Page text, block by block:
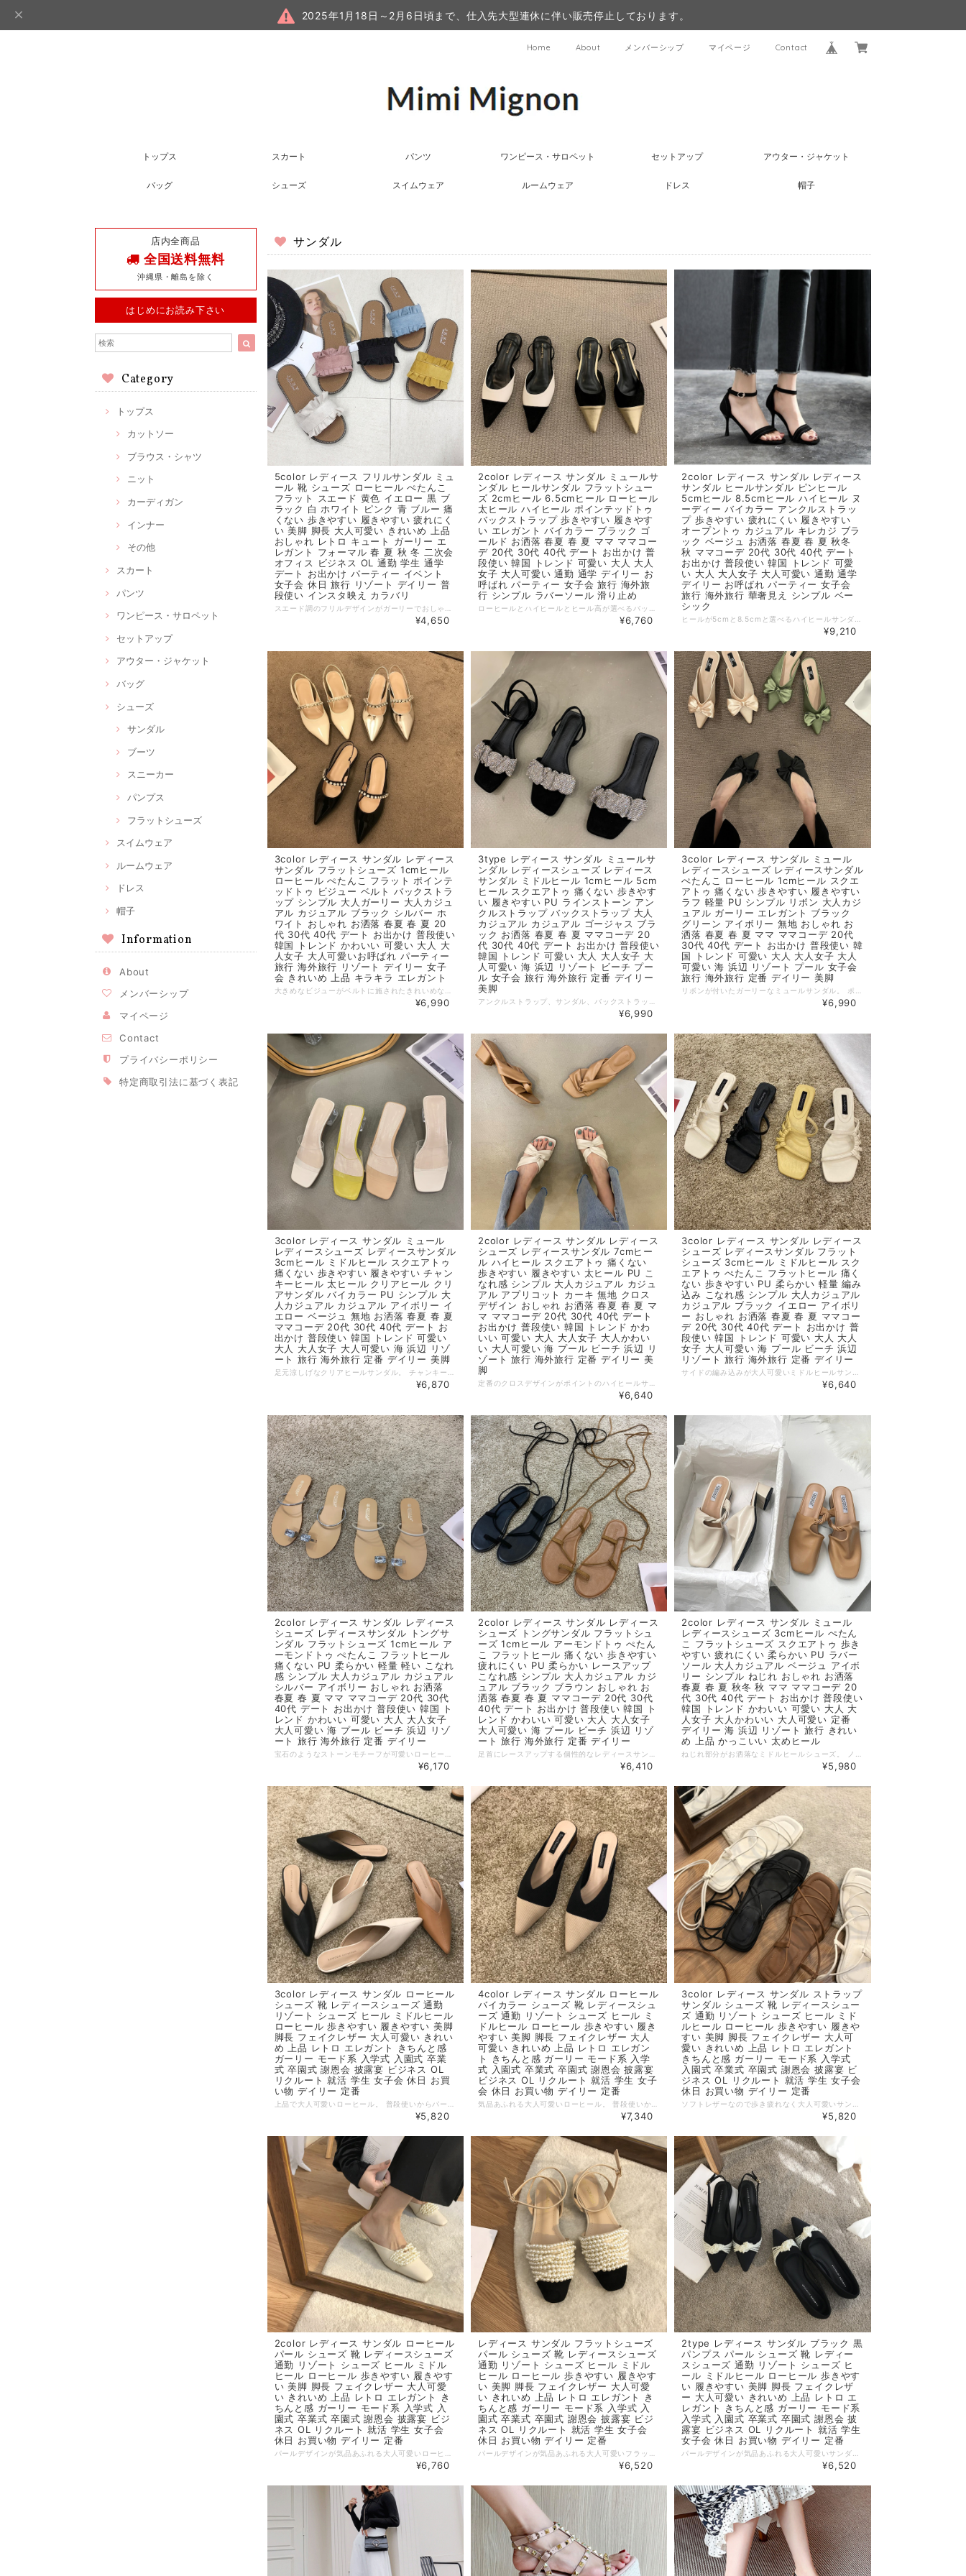
2025年1月18日～2月6日頃まで、仕入先大型連休に伴い販売停止しております。
Home About メンバーシップ マイページ Contact
トップス スカート パンツ ワンピース・サロペット セットアップ アウター・ジャケット
バッグ シューズ スイムウェア ルームウェア ドレス 帽子
店内全商品
全国送料無料
沖縄県・離島を除く
はじめにお読み下さい
Category
トップス
カットソー
ブラウス・シャツ
ニット
カーディガン
インナー
その他
スカート
パンツ
ワンピース・サロペット
セットアップ
アウター・ジャケット
バッグ
シューズ
サンダル
ブーツ
スニーカー
パンプス
フラットシューズ
スイムウェア
ルームウェア
ドレス
帽子
Information
About
メンバーシップ
マイページ
Contact
プライバシーポリシー
特定商取引法に基づく表記
サンダル
5color レディース フリルサンダル ミュ
ール 靴 シューズ ローヒール ぺたんこ
フラット スエード 黄色 イエロー 黒 ブ
ラック 白 ホワイト ピンク 青 ブルー 痛
くない 歩きやすい 履きやすい 疲れにく
い 美脚 脚長 大人可愛い きれいめ 上品
おしゃれ レトロ キュート ガーリー エ
レガント フォーマル 春 夏 秋 冬 二次会
オフィス ビジネス OL 通勤 学生 通学
デート お出かけ パーティー イベント
女子会 休日 旅行 リゾート デイリー 普
段使い インスタ映え カラバリ
¥4,650
2color レディース サンダル ミュールサ
ンダル ヒールサンダル フラットシュー
ズ 2cmヒール 6.5cmヒール ローヒール
太ヒール ハイヒール ポインテッドトゥ
バックストラップ 歩きやすい 履きやす
い エレガント バイカラー ブラック ゴ
ールド お洒落 春夏 春 夏 ママ ママコー
デ 20代 30代 40代 デート お出かけ 普
段使い 韓国 トレンド 可愛い 大人 大人
女子 大人可愛い 通勤 通学 デイリー お
呼ばれ パーティー 女子会 旅行 海外旅
行 シンプル ラバーソール 滑り止め
¥6,760
2color レディース サンダル レディース
サンダル ヒールサンダル ピンヒール
5cmヒール 8.5cmヒール ハイヒール ヌ
ーディー バイカラー アンクルストラッ
プ 歩きやすい 疲れにくい 履きやすい
オープントゥ カジュアル キレカジ ブラ
ック ベージュ お洒落 春夏 春 夏 秋冬
秋 ママコーデ 20代 30代 40代 デート
お出かけ 普段使い 韓国 トレンド 可愛
い 大人 大人女子 大人可愛い 通勤 通学
デイリー お呼ばれ パーティー 女子会
旅行 海外旅行 華奢見え シンプル ベー
シック
¥9,210
3color レディース サンダル レディース
サンダル フラットシューズ 1cmヒール
ローヒール ぺたんこ フラット ポインテ
ッドトゥ ビジュー ベルト バックストラ
ップ シンプル 大人ガーリー 大人カジュ
アル カジュアル ブラック シルバー ホ
ワイト おしゃれ お洒落 春夏 春 夏 20
代 30代 40代 デート お出かけ 普段使い
韓国 トレンド かわいい 可愛い 大人 大
人女子 大人可愛いお呼ばれ パーティー
旅行 海外旅行 リゾート デイリー 女子
会 きれいめ 上品 キラキラ エレガント
¥6,990
3type レディース サンダル ミュールサ
ンダル レディースシューズ レディース
サンダル ミドルヒール 1cmヒール 5cm
ヒール スクエアトゥ 痛くない 歩きやす
い 履きやすい PU ラインストーン アン
クルストラップ バックストラップ 大人
カジュアル カジュアル ゴージャス ブラ
ック お洒落 春夏 春 夏 ママコーデ 20
代 30代 40代 デート お出かけ 普段使い
韓国 トレンド 可愛い 大人 大人女子 大
人可愛い 海 浜辺 リゾート ビーチ プー
ル 女子会 旅行 海外旅行 定番 デイリー
美脚
¥6,990
3color レディース サンダル ミュール
レディースシューズ レディースサンダル
ぺたんこ ローヒール 1cmヒール スクエ
アトゥ 痛くない 歩きやすい 履きやすい
ラフ 軽量 PU シンプル リボン 大人カジ
ュアル ガーリー エレガント ブラック
グリーン アイボリー 無地 おしゃれ お
洒落 春夏 春 夏 ママ ママコーデ 20代
30代 40代 デート お出かけ 普段使い 韓
国 トレンド 可愛い 大人 大人女子 大人
可愛い 海 浜辺 リゾート プール 女子会
旅行 海外旅行 定番 デイリー 美脚
¥6,990
3color レディース サンダル ミュール
レディースシューズ レディースサンダル
3cmヒール ミドルヒール スクエアトゥ
痛くない 歩きやすい 履きやすい チャン
キーヒール 太ヒール クリアヒール クリ
アサンダル バイカラー PU シンプル 大
人カジュアル カジュアル アイボリー イ
エロー ベージュ 無地 お洒落 春夏 春 夏
ママコーデ 20代 30代 40代 デート お
出かけ 普段使い 韓国 トレンド 可愛い
大人 大人女子 大人可愛い 海 浜辺 リゾ
ート 旅行 海外旅行 定番 デイリー 美脚
¥6,870
2color レディース サンダル レディース
シューズ レディースサンダル 7cmヒー
ル ハイヒール スクエアトゥ 痛くない
歩きやすい 履きやすい 太ヒール PU こ
なれ感 シンプル 大人カジュアル カジュ
アル アプリコット カーキ 無地 クロス
デザイン おしゃれ お洒落 春夏 春 夏 マ
マ ママコーデ 20代 30代 40代 デート
お出かけ 普段使い 韓国 トレンド かわ
いい 可愛い 大人 大人女子 大人かわい
い 大人可愛い 海 プール ビーチ 浜辺 リ
ゾート 旅行 海外旅行 定番 デイリー 美
脚
¥6,640
3color レディース サンダル レディース
シューズ レディースサンダル フラット
シューズ 3cmヒール ミドルヒール スク
エアトゥ ぺたんこ フラットヒール 痛く
ない 歩きやすい PU 柔らかい 軽量 編み
込み こなれ感 シンプル 大人カジュアル
カジュアル ブラック イエロー アイボリ
ー おしゃれ お洒落 春夏 春 夏 ママコー
デ 20代 30代 40代 デート お出かけ 普
段使い 韓国 トレンド 可愛い 大人 大人
女子 大人可愛い 海 プール ビーチ 浜辺
リゾート 旅行 海外旅行 定番 デイリー
¥6,640
2color レディース サンダル レディース
シューズ レディースサンダル トングサ
ンダル フラットシューズ 1cmヒール ア
ーモンドトゥ ぺたんこ フラットヒール
痛くない PU 柔らかい 軽量 軽い こなれ
感 シンプル 大人カジュアル カジュアル
シルバー アイボリー おしゃれ お洒落
春夏 春 夏 ママ ママコーデ 20代 30代
40代 デート お出かけ 普段使い 韓国 ト
レンド かわいい 可愛い 大人 大人女子
大人可愛い 海 プール ビーチ 浜辺 リゾ
ート 旅行 海外旅行 定番 デイリー
¥6,170
2color レディース サンダル レディース
シューズ トングサンダル フラットシュ
ーズ 1cmヒール アーモンドトゥ ぺたん
こ フラットヒール 痛くない 歩きやすい
疲れにくい PU 柔らかい レースアップ
こなれ感 シンプル 大人カジュアル カジ
ュアル ブラック ブラウン おしゃれ お
洒落 春夏 春 夏 ママコーデ 20代 30代
40代 デート お出かけ 普段使い 韓国 ト
レンド かわいい 可愛い 大人 大人女子
大人可愛い 海 プール ビーチ 浜辺 リゾ
ート 旅行 海外旅行 定番 デイリー
¥6,410
2color レディース サンダル ミュール
レディースシューズ 3cmヒール ぺたん
こ フラットシューズ スクエアトゥ 歩き
やすい 疲れにくい 柔らかい PU ラバー
ソール 大人カジュアル ベージュ アイボ
リー シンプル ねじれ おしゃれ お洒落
春夏 春 夏 秋冬 秋 ママ ママコーデ 20
代 30代 40代 デート お出かけ 普段使い
韓国 トレンド かわいい 可愛い 大人 大
人女子 大人かわいい 大人可愛い 定番
デイリー 海 浜辺 リゾート 旅行 きれい
め 上品 かっこいい 太めヒール
¥5,980
3color レディース サンダル ローヒール
シューズ 靴 レディースシューズ 通勤
リゾート シューズ ヒール ミドルヒール
ローヒール 歩きやすい 履きやすい 美脚
脚長 フェイクレザー 大人可愛い きれい
め 上品 レトロ エレガント きちんと感
ガーリー モード系 入学式 入園式 卒業
式 卒園式 謝恩会 披露宴 ビジネス OL
リクルート 就活 学生 女子会 休日 お買
い物 デイリー 定番
¥5,820
4color レディース サンダル ローヒール
バイカラー シューズ 靴 レディースシュ
ーズ 通勤 リゾート シューズ ヒール ミ
ドルヒール ローヒール 歩きやすい 履き
やすい 美脚 脚長 フェイクレザー 大人
可愛い きれいめ 上品 レトロ エレガン
ト きちんと感 ガーリー モード系 入学
式 入園式 卒業式 卒園式 謝恩会 披露宴
ビジネス OL リクルート 就活 学生 女子
会 休日 お買い物 デイリー 定番
¥7,340
3color レディース サンダル ストラップ
サンダル シューズ 靴 レディースシュー
ズ 通勤 リゾート シューズ ヒール ミド
ルヒール ローヒール 歩きやすい 履きや
すい 美脚 脚長 フェイクレザー 大人可
愛い きれいめ 上品 レトロ エレガント
きちんと感 ガーリー モード系 入学式
入園式 卒業式 卒園式 謝恩会 披露宴 ビ
ジネス OL リクルート 就活 学生 女子会
休日 お買い物 デイリー 定番
¥5,820
2color レディース サンダル ローヒール
パール シューズ 靴 レディースシューズ
通勤 リゾート シューズ ヒール ミドル
ヒール ローヒール 歩きやすい 履きやす
い 美脚 脚長 フェイクレザー 大人可愛
い きれいめ 上品 レトロ エレガント き
ちんと感 ガーリー モード系 入学式 入
園式 卒業式 卒園式 謝恩会 披露宴 ビジ
ネス OL リクルート 就活 学生 女子会
休日 お買い物 デイリー 定番
¥6,760
レディース サンダル フラットシューズ
パール シューズ 靴 レディースシューズ
通勤 リゾート シューズ ヒール ミドル
ヒール ローヒール 歩きやすい 履きやす
い 美脚 脚長 フェイクレザー 大人可愛
い きれいめ 上品 レトロ エレガント き
ちんと感 ガーリー モード系 入学式 入
園式 卒業式 卒園式 謝恩会 披露宴 ビジ
ネス OL リクルート 就活 学生 女子会
休日 お買い物 デイリー 定番
¥6,520
2type レディース サンダル ブラック 黒
パンプス パール シューズ 靴 レディー
スシューズ 通勤 リゾート シューズ ヒ
ール ミドルヒール ローヒール 歩きやす
い 履きやすい 美脚 脚長 フェイクレザ
ー 大人可愛い きれいめ 上品 レトロ エ
レガント きちんと感 ガーリー モード系
入学式 入園式 卒業式 卒園式 謝恩会 披
露宴 ビジネス OL リクルート 就活 学生
女子会 休日 お買い物 デイリー 定番
¥6,520